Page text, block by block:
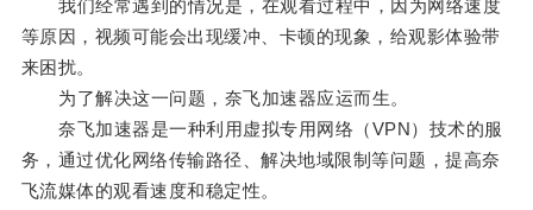
我们经常遇到的情况是，在观看过程中，因为网络速度
等原因，视频可能会出现缓冲、卡顿的现象，给观影体验带
来困扰。
为了解决这一问题，奈飞加速器应运而生。
奈飞加速器是一种利用虚拟专用网络（VPN）技术的服
务，通过优化网络传输路径、解决地域限制等问题，提高奈
飞流媒体的观看速度和稳定性。